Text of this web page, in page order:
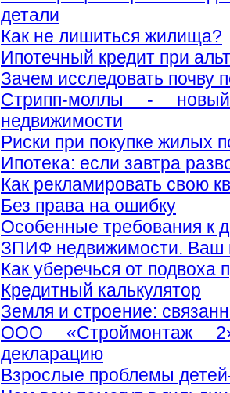
детали
Как не лишиться жилища?
Ипотечный кредит при
Зачем исследовать почву
Стрипп-моллы -
недвижимости
Риски при покупке жилых
Ипотека: если завтра
Как рекламировать свою
Без права на ошибку
Особенные требования к
ЗПИФ недвижимости. Ваш
Как уберечься от подвоха
Кредитный калькулятор
Земля и строение:
ООО «Строймонтаж
декларацию
Взрослые проблемы